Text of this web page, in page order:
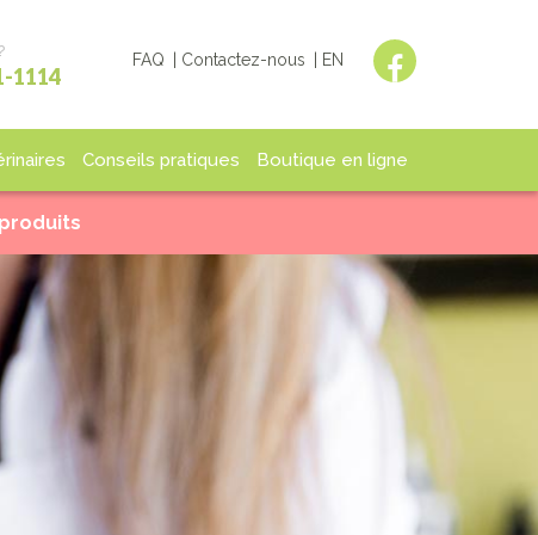
FAQ Contactez-nous EN
1114
Conseils pratiques Boutique en ligne